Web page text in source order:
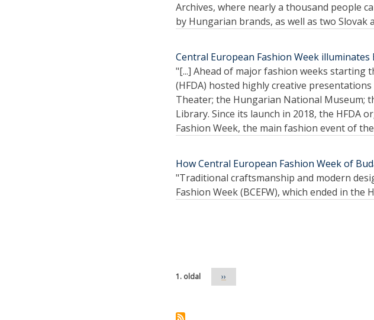
Archives, where nearly a thousand people
by Hungarian brands, as well as two Slovak
Central European Fashion Week
"[...] Ahead of major fashion weeks starting
(HFDA) hosted highly creative
Theater; the Hungarian National Museum;
Library. Since its launch in 2018, the HFDA
Fashion Week, the main fashion event of
How Central European Fashion Week of
"Traditional craftsmanship and modern
Fashion Week (BCEFW), which ended in
1. oldal Következő
oldal
››